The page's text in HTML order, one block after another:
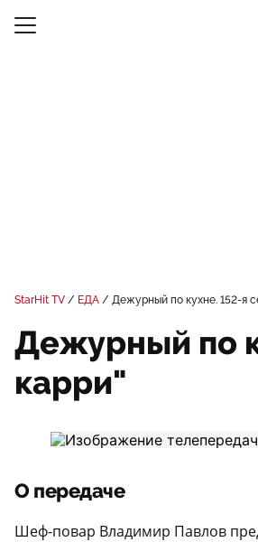
StarHit TV ЕДА Дежурный по кухне. 152-я
Дежурный по
карри"
О передаче
Шеф-повар Владимир Павлов